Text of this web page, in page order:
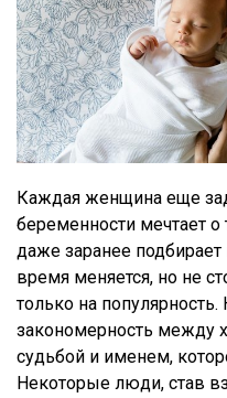
Каждая женщина еще
беременности мечтает
даже заранее
время меняется, но не
только на
закономерность между
судьбой и именем,
Некоторые люди, став